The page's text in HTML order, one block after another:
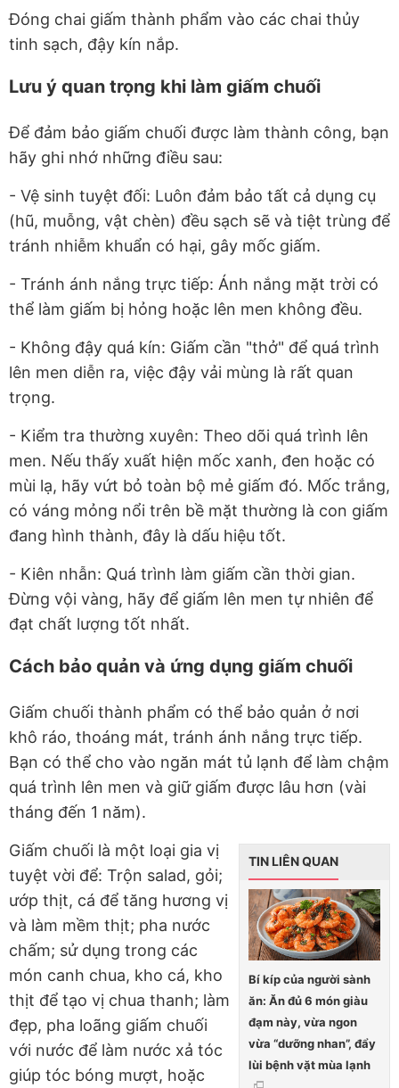
Đóng chai giấm thành phẩm vào các chai thủy
tinh sạch, đậy kín nắp.
Lưu ý quan trọng khi làm giấm chuối
Để đảm bảo giấm chuối được làm thành công, bạn
hãy ghi nhớ những điều sau:
- Vệ sinh tuyệt đối: Luôn đảm bảo tất cả dụng cụ
(hũ, muỗng, vật chèn) đều sạch sẽ và tiệt trùng để
tránh nhiễm khuẩn có hại, gây mốc giấm.
- Tránh ánh nắng trực tiếp: Ánh nắng mặt trời có
thể làm giấm bị hỏng hoặc lên men không đều.
- Không đậy quá kín: Giấm cần "thở" để quá trình
lên men diễn ra, việc đậy vải mùng là rất quan
trọng.
- Kiểm tra thường xuyên: Theo dõi quá trình lên
men. Nếu thấy xuất hiện mốc xanh, đen hoặc có
mùi lạ, hãy vứt bỏ toàn bộ mẻ giấm đó. Mốc trắng,
có váng mỏng nổi trên bề mặt thường là con giấm
đang hình thành, đây là dấu hiệu tốt.
- Kiên nhẫn: Quá trình làm giấm cần thời gian.
Đừng vội vàng, hãy để giấm lên men tự nhiên để
đạt chất lượng tốt nhất.
Cách bảo quản và ứng dụng giấm chuối
Giấm chuối thành phẩm có thể bảo quản ở nơi
khô ráo, thoáng mát, tránh ánh nắng trực tiếp.
Bạn có thể cho vào ngăn mát tủ lạnh để làm chậm
quá trình lên men và giữ giấm được lâu hơn (vài
tháng đến 1 năm).
TIN LIÊN QUAN
Bí kíp của người sành
ăn: Ăn đủ 6 món giàu
đạm này, vừa ngon
vừa “dưỡng nhan”, đẩy
lùi bệnh vặt mùa lạnh
Giấm chuối là một loại gia vị
tuyệt vời để: Trộn salad, gỏi;
ướp thịt, cá để tăng hương vị
và làm mềm thịt; pha nước
chấm; sử dụng trong các
món canh chua, kho cá, kho
thịt để tạo vị chua thanh; làm
đẹp, pha loãng giấm chuối
với nước để làm nước xả tóc
giúp tóc bóng mượt, hoặc